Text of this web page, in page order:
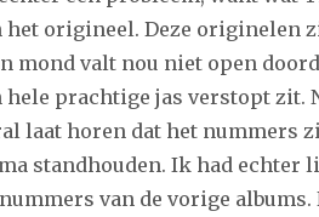
het origineel. Deze originelen
mond valt nou niet open
hele prachtige jas verstopt
laat horen dat het nummers
standhouden. Ik had echter
van de vorige albums.